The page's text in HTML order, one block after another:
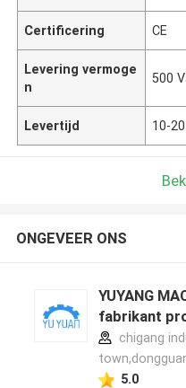
Certificering CE
Levering vermoge
n
500
Levertijd 10-
ONGEVEER ONS
YUYANG
fabrikant
chigang
5.0